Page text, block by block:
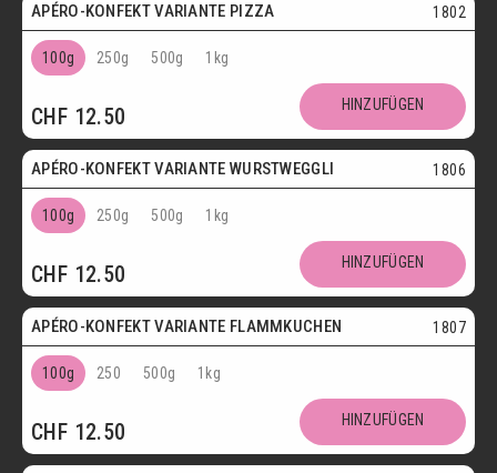
APÉRO-KONFEKT VARIANTE PIZZA 1802
100g 250g 500g 1kg
CHF 12.50 HINZUFÜGEN
APÉRO-KONFEKT VARIANTE WURSTWEGGLI 1806
100g 250g 500g 1kg
CHF 12.50 HINZUFÜGEN
APÉRO-KONFEKT VARIANTE FLAMMKUCHEN 1807
100g 250 500g 1kg
CHF 12.50 HINZUFÜGEN
Vegetarisch